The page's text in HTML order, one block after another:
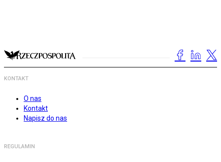
KONTAKT
O nas
Kontakt
Napisz do nas
REGULAMIN